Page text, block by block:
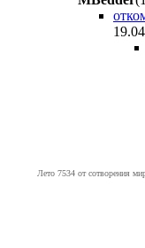
Лето 7534 от сотворения